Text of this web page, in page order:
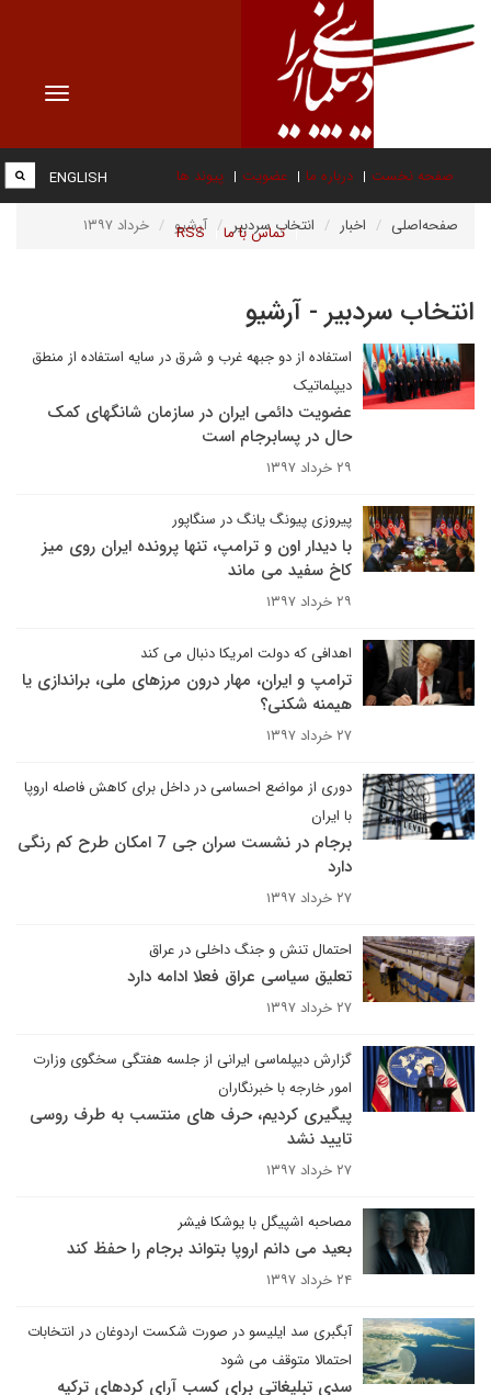
Toggle
صفحه نخست درباره ما عضویت پیوند ها
تماس با ما RSS
ENGLISH
صفحه‌اصلی اخبار انتخاب سردبیر آرشیو خرداد ۱۳۹۷
انتخاب سردبیر - آرشیو
استفاده از دو جبهه غرب و شرق در سایه استفاده از منطق
دیپلماتیک
عضویت دائمی ایران در سازمان شانگهای کمک
حال در پسابرجام است
۲۹ خرداد ۱۳۹۷
پیروزی پیونگ یانگ در سنگاپور
با دیدار اون و ترامپ، تنها پرونده ایران روی میز
کاخ سفید می ماند
۲۹ خرداد ۱۳۹۷
اهدافی که دولت امریکا دنبال می کند
ترامپ و ایران، مهار درون مرزهای ملی، براندازی یا
هیمنه شکنی؟
۲۷ خرداد ۱۳۹۷
دوری از مواضع احساسی در داخل برای کاهش فاصله اروپا
با ایران
برجام در نشست سران جی 7 امکان طرح کم رنگی
دارد
۲۷ خرداد ۱۳۹۷
احتمال تنش و جنگ داخلی در عراق
تعلیق سیاسی عراق فعلا ادامه دارد
۲۷ خرداد ۱۳۹۷
گزارش دیپلماسی ایرانی از جلسه هفتگی سخگوی وزارت
امور خارجه با خبرنگاران
پیگیری کردیم، حرف های منتسب به طرف روسی
تایید نشد
۲۷ خرداد ۱۳۹۷
مصاحبه اشپیگل با یوشکا فیشر
بعید می دانم اروپا بتواند برجام را حفظ کند
۲۴ خرداد ۱۳۹۷
آبگبری سد ایلیسو در صورت شکست اردوغان در انتخابات
احتمالا متوقف می شود
سدی تبلیغاتی برای کسب آرای کردهای ترکیه